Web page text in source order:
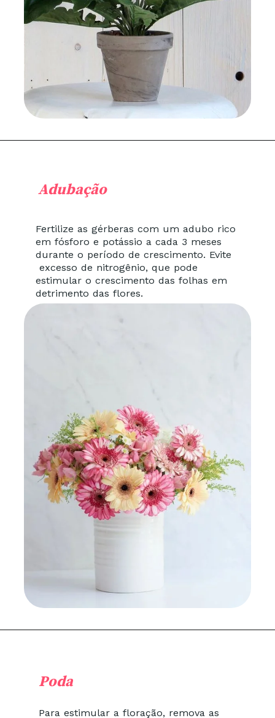
Fertilize as gérberas com um adubo rico
em fósforo e potássio a cada 3 meses
durante o período de crescimento. Evite
excesso de nitrogênio, que pode
estimular o crescimento das folhas em
detrimento das flores.
Adubação
Para estimular a floração, remova as
Poda